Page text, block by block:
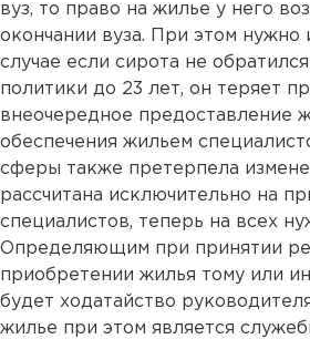
вуз, то право на жилье у него
окончании вуза. При этом нужно
случае если сирота не
политики до 23 лет, он теряет
внеочередное предоставление
обеспечения жильем
сферы также претерпела
рассчитана исключительно на
специалистов, теперь на всех
Определяющим при принятии
приобретении жилья тому или
будет ходатайство
жилье при этом является